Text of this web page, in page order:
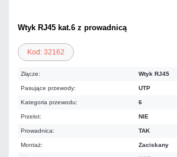
Wtyk RJ45 kat.6 z prowadnicą
Kod: 32162
Złącze: Wtyk RJ45
Pasujące przewody: UTP
Kategoria przewodu: 6
Przelot: NIE
Prowadnica: TAK
Montaż: Zaciskany